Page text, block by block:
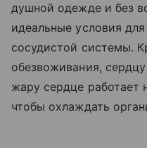
душной одежде и без
идеальные условия
сосудистой системы.
обезвоживания,
жару сердце работает
чтобы охлаждать